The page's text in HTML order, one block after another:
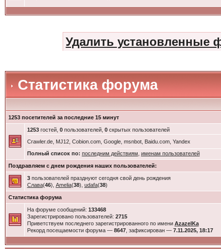
Удалить установленные
Статистика форума
1253 посетителей за последние 15 минут
1253гостей, 0пользователей, 0скрытых пользователей
Crawler.de, MJ12, Cobion.com, Google, msnbot, Baidu.com, Yandex
Полный список по: последним действиям именам пользователей
Поздравляем с днем рождения наших пользователей:
3пользователей празднуют сегодня свой день рождения
Слава(46), Amelia(38), udafa(38)
Статистика форума
На форуме сообщений: 133468
Зарегистрировано пользователей: 2715
Приветствуем последнего зарегистрированного по имени AzazelKa
Рекорд посещаемости форума — 8647, зафиксирован — 7.11.2025, 18:17